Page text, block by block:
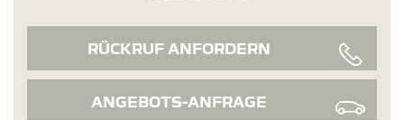
RÜCKRUF ANFORDERN
ANGEBOTS-ANFRAGE